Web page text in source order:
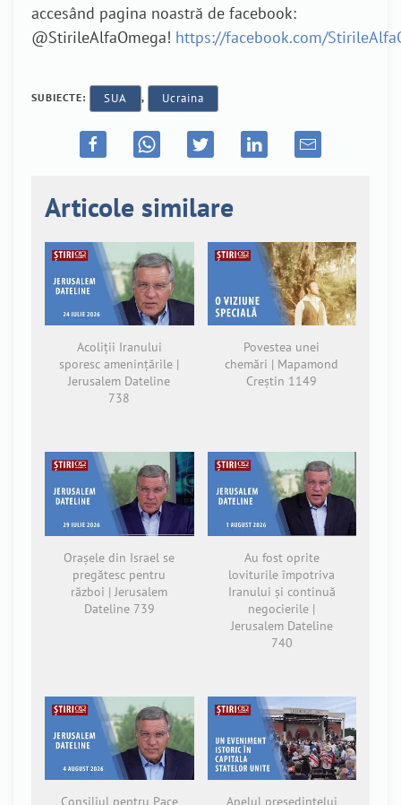
accesând pagina noastră de facebook:
@StirileAlfaOmega! https://facebook.com/
SUBIECTE: SUA , Ucraina
Articole similare
Acoliții Iranului
sporesc amenințările |
Jerusalem Dateline
738
Povestea unei
chemări | Mapamond
Creștin 1149
Orașele din Israel se
pregătesc pentru
război | Jerusalem
Dateline 739
Au fost oprite
loviturile împotriva
Iranului și continuă
negocierile |
Jerusalem Dateline
740